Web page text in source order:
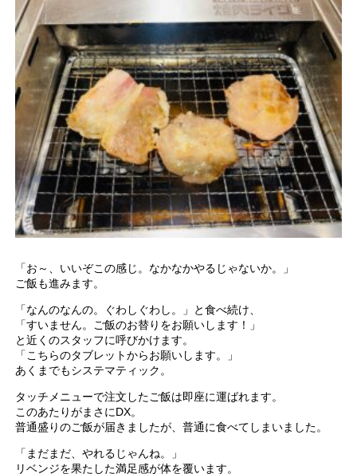
「お～、いいぞこの感じ。なかなかやるじゃないか。」
ご飯も進みます。
「なんのなんの。ぐわしぐわし。」と食べ続け、
「すいません。ご飯のお替りをお願いします！」
と近くのスタッフに呼びかけます。
「こちらのタブレットからお願いします。」
あくまでもシステマティック。
タッチメニューで注文したご飯は即座に運ばれます。
このあたりがまさにDX。
普通盛りのご飯が届きましたが、普通に食べてしまいました。
「まだまだ、やれるじゃんね。」
リベンジを果たした満足感が体を覆います。